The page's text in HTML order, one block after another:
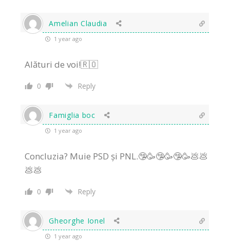
Amelian Claudia
1 year ago
Alături de voi!🇷🇴
0 Reply
Famiglia boc
1 year ago
Concluzia? Muie PSD și PNL.🤥🥳🤥🥳🤥🥳💩💩
💩💩
0 Reply
Gheorghe Ionel
1 year ago